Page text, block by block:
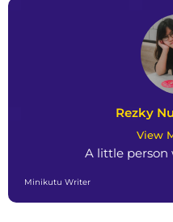
Rezky
View
A little person
Minikutu Writer